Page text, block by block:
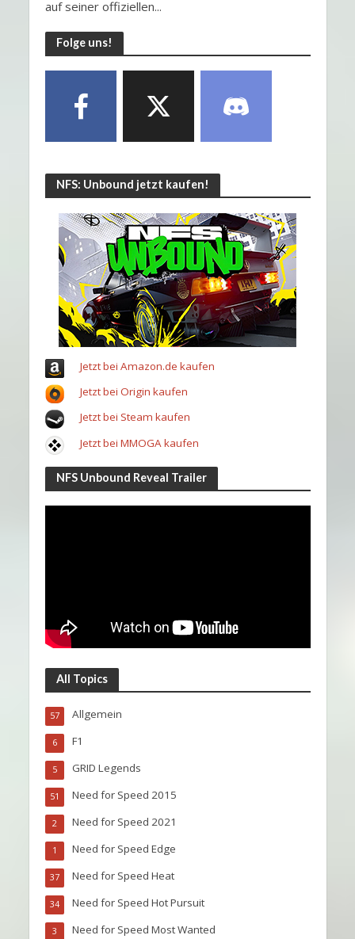
auf seiner offiziellen...
Folge uns!
NFS: Unbound jetzt kaufen!
Jetzt bei Amazon.de kaufen
Jetzt bei Origin kaufen
Jetzt bei Steam kaufen
Jetzt bei MMOGA kaufen
NFS Unbound Reveal Trailer
All Topics
Allgemein
57
F1
6
GRID Legends
5
Need for Speed 2015
51
Need for Speed 2021
2
Need for Speed Edge
1
Need for Speed Heat
37
Need for Speed Hot Pursuit
34
Need for Speed Most Wanted
3